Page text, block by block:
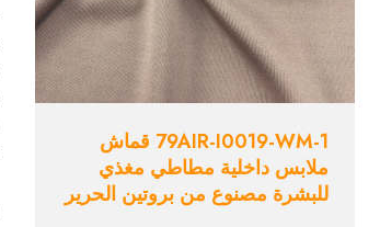
79AIR-I0019-WM-1 قماش
ملابس داخلية مطاطي مغذي
للبشرة مصنوع من بروتين الحرير